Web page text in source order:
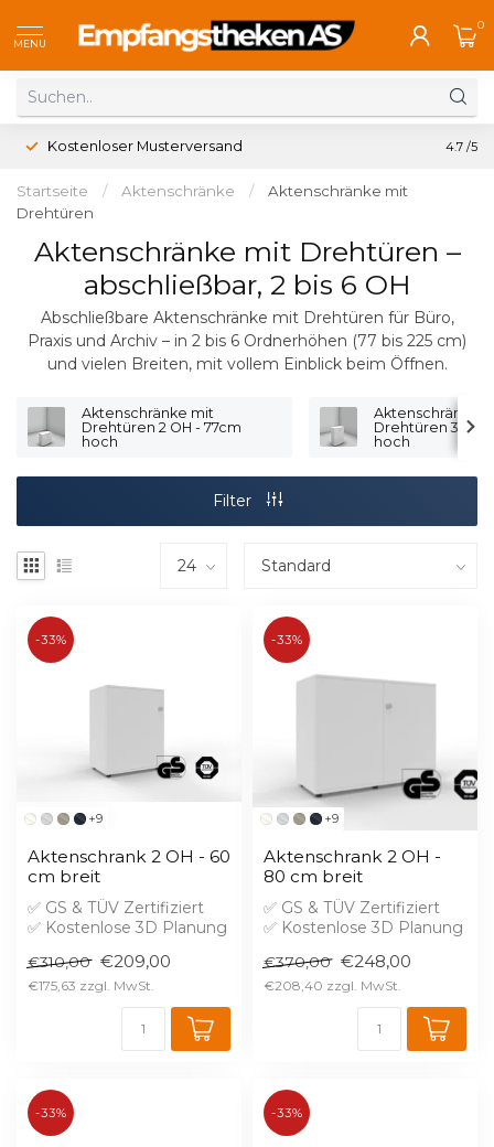
MENU
0
Kostenloser Musterversand 4.7 /5
Startseite / Aktenschränke /
Aktenschränke mit
Drehtüren
Aktenschränke mit Drehtüren –
abschließbar, 2 bis 6 OH
Abschließbare Aktenschränke mit Drehtüren für Büro,
Praxis und Archiv – in 2 bis 6 Ordnerhöhen (77 bis 225 cm)
und vielen Breiten, mit vollem Einblick beim Öffnen.
Aktenschränke mit
Drehtüren 2 OH - 77cm
hoch
Aktenschränke
Drehtüren 3 OH -
hoch
Filter
+9
-33%
Aktenschrank 2 OH - 60
cm breit
✅ GS & TÜV Zertifiziert
✅ Kostenlose 3D Planung
Aufprei...
€310,00 €209,00
€175,63
+9
-33%
Aktenschrank 2 OH -
80 cm breit
✅ GS & TÜV Zertifiziert
✅ Kostenlose 3D Planung
Aufprei...
€370,00 €248,00
€208,40
-33% -33%